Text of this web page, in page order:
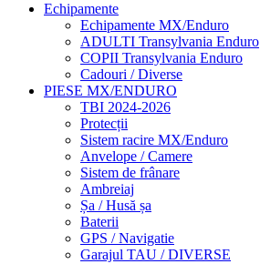
Echipamente
Echipamente MX/Enduro
ADULTI Transylvania Enduro
COPII Transylvania Enduro
Cadouri / Diverse
PIESE MX/ENDURO
TBI 2024-2026
Protecții
Sistem racire MX/Enduro
Anvelope / Camere
Sistem de frânare
Ambreiaj
Șa / Husă șa
Baterii
GPS / Navigatie
Garajul TAU / DIVERSE